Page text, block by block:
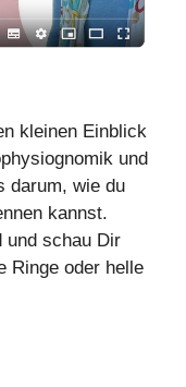
kleinen Einblick
und
darum, wie du
kannst.
und schau Dir
Ringe oder helle